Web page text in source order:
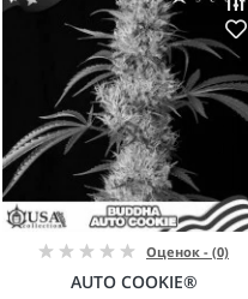
Оценок - (0)
AUTO COOKIE®